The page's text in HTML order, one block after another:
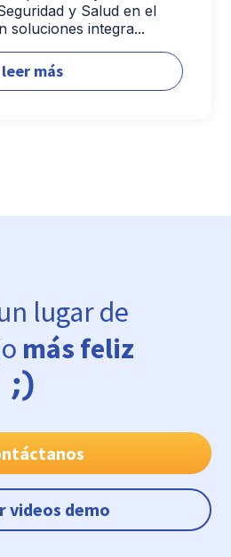
y Salud en el
soluciones integra...
leer más
lugar de
más feliz
videos demo